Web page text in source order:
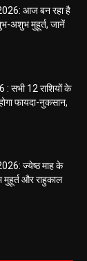
आज बन रहा है
शुभ-अशुभ मुहूर्त, जानें
सभी 12 राशियों के
फायदा-नुकसान,
ज्येष्ठ माह के
मुहूर्त और राहुकाल